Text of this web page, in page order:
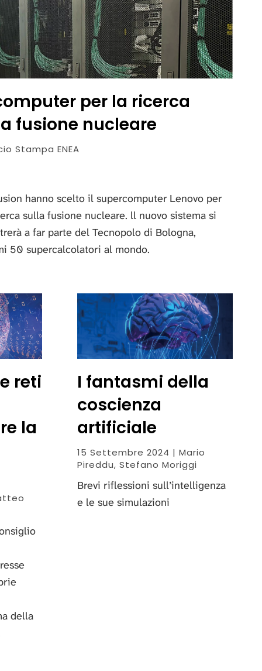
per la ricerca
fusione nucleare
Stampa ENEA
hanno scelto il supercomputer Lenovo per
sulla fusione nucleare. ll nuovo sistema si
a far parte del Tecnopolo di Bologna,
50 supercalcolatori al mondo.
reti
la
della
I fantasmi della
coscienza
artificiale
15 Settembre 2024 | Mario
Pireddu, Stefano Moriggi
Brevi riflessioni sull’intelligenza
e le sue simulazioni